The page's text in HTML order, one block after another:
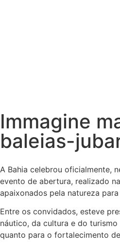
Immagine
baleias-
A Bahia celebrou oficialmente,
evento de abertura, realizado
apaixonados pela natureza
Entre os convidados, esteve
náutico, da cultura e do
quanto para o fortalecimento